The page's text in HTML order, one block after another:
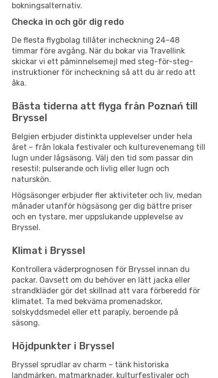
bokningsalternativ.
Checka in och gör dig redo
De flesta flygbolag tillåter incheckning 24–48
timmar före avgång. När du bokar via Travellink
skickar vi ett påminnelsemejl med steg-för-steg-
instruktioner för incheckning så att du är redo att
åka.
Bästa tiderna att flyga från Poznań till
Bryssel
Belgien erbjuder distinkta upplevelser under hela
året – från lokala festivaler och kulturevenemang till
lugn under lågsäsong. Välj den tid som passar din
resestil: pulserande och livlig eller lugn och
naturskön.
Högsäsonger erbjuder fler aktiviteter och liv, medan
månader utanför högsäsong ger dig bättre priser
och en tystare, mer uppslukande upplevelse av
Bryssel.
Klimat i Bryssel
Kontrollera väderprognosen för Bryssel innan du
packar. Oavsett om du behöver en lätt jacka eller
strandkläder gör det skillnad att vara förberedd för
klimatet. Ta med bekväma promenadskor,
solskyddsmedel eller ett paraply, beroende på
säsong.
Höjdpunkter i Bryssel
Bryssel sprudlar av charm – tänk historiska
landmärken, matmarknader, kulturfestivaler och